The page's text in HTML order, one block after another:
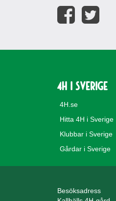
4H i Sverige
4H.se
Hitta 4H i Sverige
Klubbar i Sverige
Gårdar i Sverige
Besöksadress